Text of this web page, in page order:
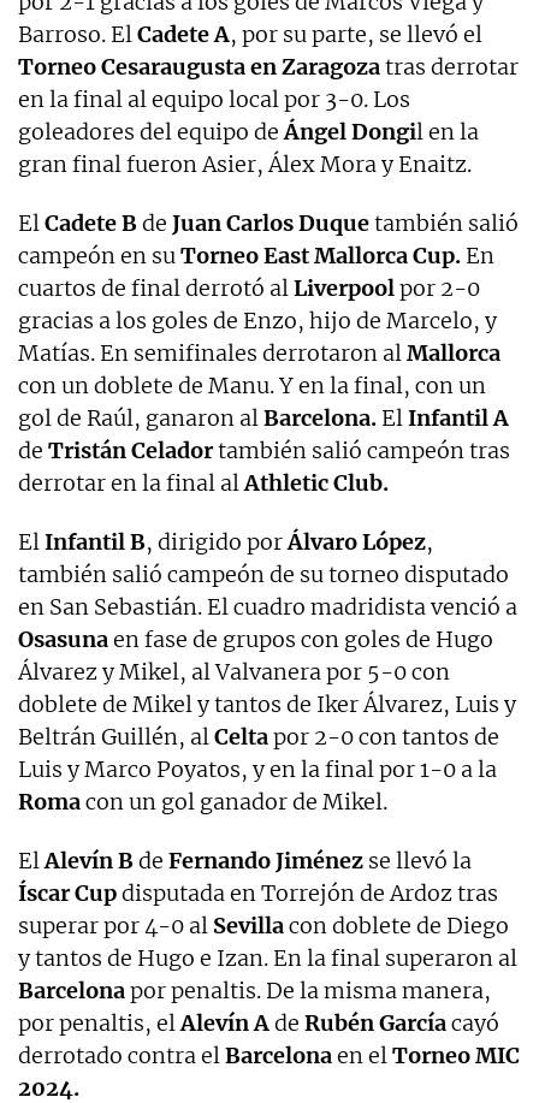
Barroso. ElCadete A, por su parte, se llevó el
Torneo Cesaraugusta en Zaragozatras derrotar
en la final al equipo local por 3-0. Los
goleadores del equipo deÁngel Dongil en la
gran final fueron Asier, Álex Mora y Enaitz.
ElCadete B de Juan Carlos Duquetambién salió
campeón en suTorneo East Mallorca Cup. En
cuartos de final derrotó alLiverpoolpor 2-0
gracias a los goles de Enzo, hijo de Marcelo, y
Matías. En semifinales derrotaron alMallorca
con un doblete de Manu. Y en la final, con un
gol de Raúl, ganaron alBarcelona. ElInfantil A
de Tristán Celadortambién salió campeón tras
derrotar en la final alAthletic Club.
ElInfantil B, dirigido porÁlvaro López,
también salió campeón de su torneo disputado
en San Sebastián. El cuadro madridista venció a
Osasunaen fase de grupos con goles de Hugo
Álvarez y Mikel, al Valvanera por 5-0 con
doblete de Mikel y tantos de Iker Álvarez, Luis y
Beltrán Guillén, alCeltapor 2-0 con tantos de
Luis y Marco Poyatos, y en la final por 1-0 a la
Romacon un gol ganador de Mikel.
ElAlevín B de Fernando Jiménez se llevó la
Íscar Cupdisputada en Torrejón de Ardoz tras
superar por 4-0 al Sevillacon doblete de Diego
y tantos de Hugo e Izan. En la final superaron al
Barcelonapor penaltis. De la misma manera,
por penaltis, elAlevín Ade Rubén Garcíacayó
derrotado contra elBarcelonaen elTorneo MIC
2024.